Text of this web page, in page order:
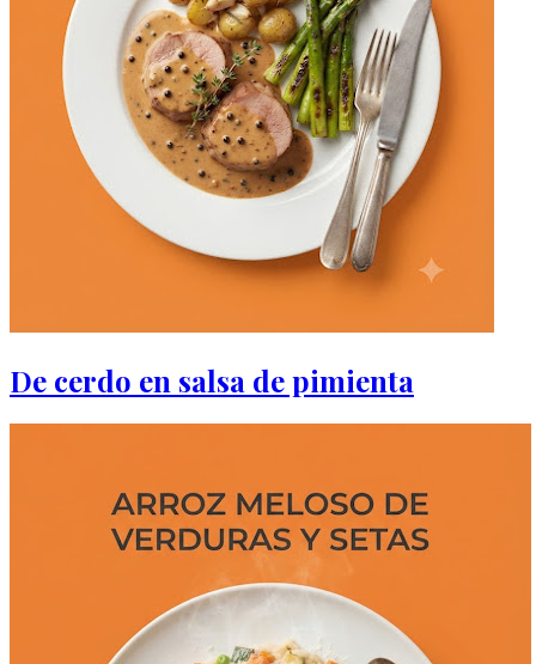
De cerdo en salsa de pimienta